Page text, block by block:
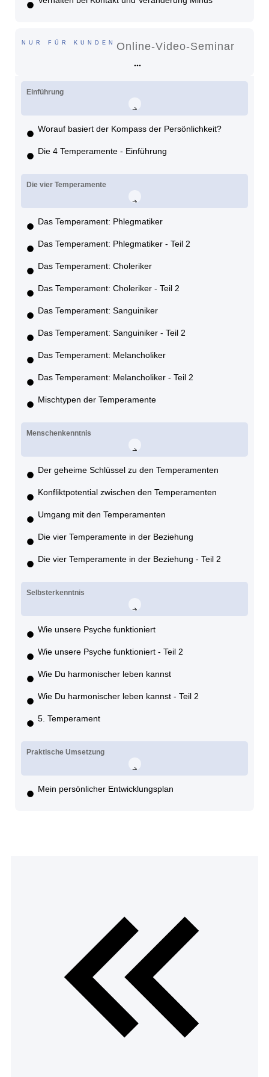
NUR FÜR KUNDEN Online-Video-Seminar
Einführung
Worauf basiert der Kompass der Persönlichkeit?
Die 4 Temperamente - Einführung
Die vier Temperamente
Das Temperament: Phlegmatiker
Das Temperament: Phlegmatiker - Teil 2
Das Temperament: Choleriker
Das Temperament: Choleriker - Teil 2
Das Temperament: Sanguiniker
Das Temperament: Sanguiniker - Teil 2
Das Temperament: Melancholiker
Das Temperament: Melancholiker - Teil 2
Mischtypen der Temperamente
Menschenkenntnis
Der geheime Schlüssel zu den Temperamenten
Konfliktpotential zwischen den Temperamenten
Umgang mit den Temperamenten
Die vier Temperamente in der Beziehung
Die vier Temperamente in der Beziehung - Teil 2
Selbsterkenntnis
Wie unsere Psyche funktioniert
Wie unsere Psyche funktioniert - Teil 2
Wie Du harmonischer leben kannst
Wie Du harmonischer leben kannst - Teil 2
5. Temperament
Praktische Umsetzung
Mein persönlicher Entwicklungsplan